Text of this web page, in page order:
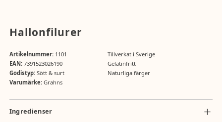
Hallonfilurer
Artikelnummer:1101
EAN:7391523026190
Godistyp:Sött & surt
Varumärke:Grahns
Tillverkat i Sverige
Gelatinfritt
Naturliga färger
Ingredienser